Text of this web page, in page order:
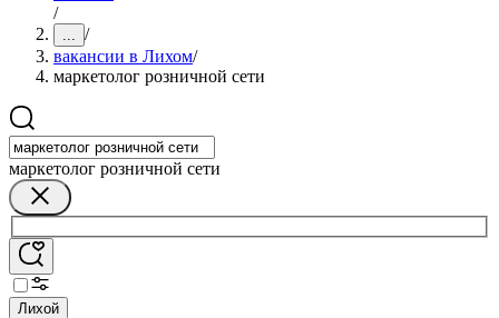
/
... /
вакансии в Лихом/
маркетолог розничной сети
маркетолог розничной сети
Лихой